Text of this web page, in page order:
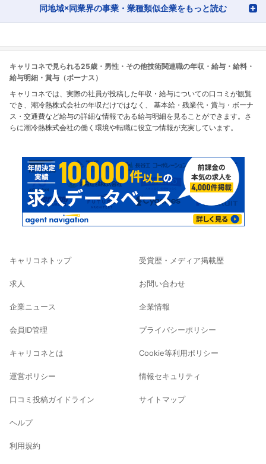
同地域×同業界の事業・業種類似企業をもっと読む
キャリコネで見られる25歳・男性・その他技術関連職の年収・給与・給料・
給与明細・賞与（ボーナス）
キャリコネでは、実際の社員が投稿した年収・給与についての口コミが観覧
でき、潮冷熱株式会社の年収だけではなく、 基本給・残業代・賞与・ボーナ
ス・交通費など給与の詳細な情報である給与明細を見ることができます。さ
らに潮冷熱株式会社の働く環境や転職に役立つ情報が充実しています。
キャリコネトップ
求人
企業ニュース
会員ID管理
キャリコネとは
運営ポリシー
口コミ投稿ガイドライン
ヘルプ
利用規約
受賞歴・メディア掲載歴
お問い合わせ
企業情報
プライバシーポリシー
Cookie等利用ポリシー
情報セキュリティ
サイトマップ